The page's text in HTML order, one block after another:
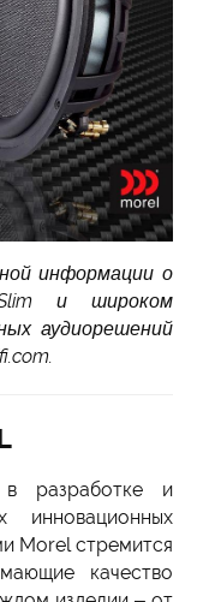
информации о
и широком
аудиорешений
разработке и
инновационных
Morel стремится
качество